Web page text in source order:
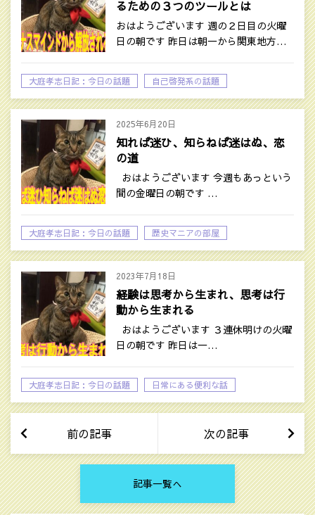
るための３つのツールとは
おはようございます 週の２日目の火曜
日の朝です 昨日は朝一から関東地方…
大庭孝志日記：今日の話題 自己啓発系の話題
2025年6月20日
知れば迷ひ、知らねば迷はぬ、恋
の道
おはようございます 今週もあっという
間の金曜日の朝です …
大庭孝志日記：今日の話題 歴史マニアの部屋
2023年7月18日
経験は思考から生まれ、思考は行
動から生まれる
おはようございます ３連休明けの火曜
日の朝です 昨日は一…
大庭孝志日記：今日の話題 日常にある便利な話
前の記事 次の記事
記事一覧へ